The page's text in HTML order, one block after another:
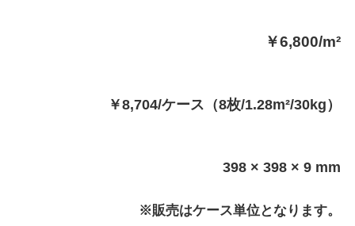
￥6,800/m²
￥8,704/ケース（8枚/1.28m²/30kg）
398 × 398 × 9 mm
※販売はケース単位となります。